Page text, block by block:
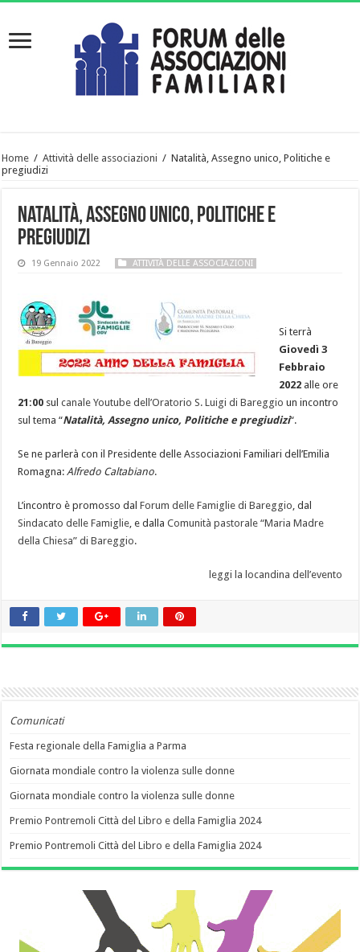
Home / Attività delle associazioni / Natalità, Assegno unico, Politiche e
pregiudizi
Natalità, Assegno unico, Politiche e
pregiudizi
19 Gennaio 2022 ATTIVITÀ DELLE ASSOCIAZIONI
Si terrà
Giovedì 3
Febbraio
2022 alle ore
21:00 sulcanale Youtube dell’Oratorio S. Luigi di Bareggio un incontro
sul tema “Natalità, Assegno unico, Politiche e pregiudizi“.
Se ne parlerà con il Presidente delle Associazioni Familiari dell’Emilia
Romagna:Alfredo Caltabiano.
L’incontro è promosso dalForum delle Famiglie di Bareggio , dal
Sindacato delle Famiglie , e dallaComunità pastorale “Maria Madre
della Chiesa” di Bareggio.
leggi la locandina dell’evento
Comunicati
Festa regionale della Famiglia a Parma
Giornata mondiale contro la violenza sulle donne
Giornata mondiale contro la violenza sulle donne
Premio Pontremoli Città del Libro e della Famiglia 2024
Premio Pontremoli Città del Libro e della Famiglia 2024